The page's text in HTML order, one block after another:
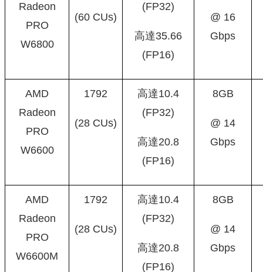
Radeon
PRO
W6800
(60 CUs)
(FP32)
高達35.66
(FP16)
@ 16
Gbps
AMD
Radeon
PRO
W6600
1792
(28 CUs)
高達10.4
(FP32)
高達20.8
(FP16)
8GB
@ 14
Gbps
AMD
Radeon
PRO
W6600M
1792
(28 CUs)
高達10.4
(FP32)
高達20.8
(FP16)
8GB
@ 14
Gbps